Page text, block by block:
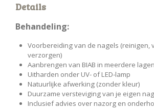
Details
Behandeling:
Voorbereiding van de nagels (reinigen,
verzorgen)
Aanbrengen van BIAB in meerdere lagen
Uitharden onder UV- of LED-lamp
Natuurlijke afwerking (zonder kleur)
Duurzame versteviging van je eigen
Inclusief advies over nazorg en